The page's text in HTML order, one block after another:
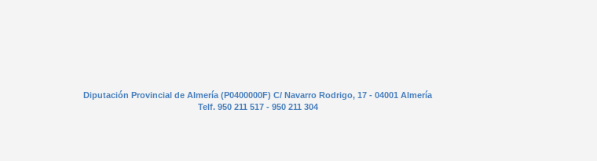
Diputación Provincial de Almería (P0400000F) C/ Navarro Rodrigo, 17 - 04001 Almería
Telf. 950 211 517 - 950 211 304